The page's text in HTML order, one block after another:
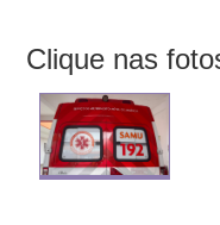
Clique nas